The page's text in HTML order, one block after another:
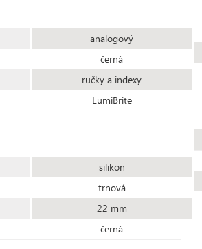
analogový
černá
ručky a indexy
LumiBrite
silikon
trnová
22 mm
černá